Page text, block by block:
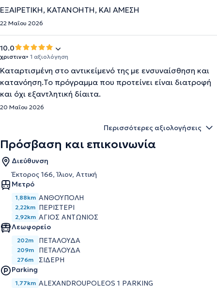
ΕΞΑΙΡΕΤΙΚΗ, ΚΑΤΑΝΟΗΤΗ, ΚΑΙ ΑΜΕΣΗ
22 Μαΐου 2026
10.0
χριστινα• 1 αξιολόγηση
Καταρτισμένη στο αντικείμενό της με ενσυναίσθηση και
κατανόηση.Το πρόγραμμα που προτείνει είναι διατροφή
και όχι εξαντλητική δίαιτα.
20 Μαΐου 2026
Περισσότερες αξιολογήσεις
Πρόσβαση και επικοινωνία
Διεύθυνση
Έκτορος 166, Ίλιον, Αττική
Μετρό
1,88km ΑΝΘΟΥΠΟΛΗ
2,22km ΠΕΡΙΣΤΕΡΙ
2,92km ΑΓΙΟΣ ΑΝΤΩΝΙΟΣ
Λεωφορείο
202m ΠΕΤΑΛΟΥΔΑ
209m ΠΕΤΑΛΟΥΔΑ
276m
ΣΙΔΕΡΗ
Parking
1,77km ALEXANDROUPOLEOS 1 PARKING